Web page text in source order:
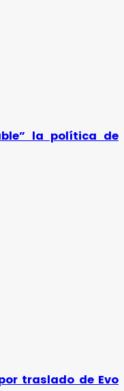
la política de
traslado de Evo